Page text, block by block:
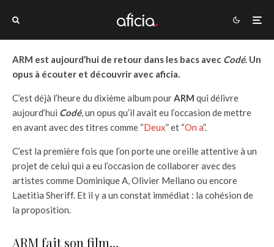
ARM est aujourd’hui de retour dans les bacs avec Codé. Un
opus à écouter et découvrir avec aficia.
C’est déjà l’heure du dixième album pourARM qui délivre
aujourd’hui Codé, un opus qu’il avait eu l’occasion de mettre
en avant avec des titres comme “Deux” et “On a”.
C’est la première fois que l’on porte une oreille attentive à un
projet de celui qui a eu l’occasion de collaborer avec des
artistes comme Dominique A, Olivier Mellano ou encore
Laetitia Sheriff. Et il y a un constat immédiat : la cohésion de
la proposition.
ARM fait son film…